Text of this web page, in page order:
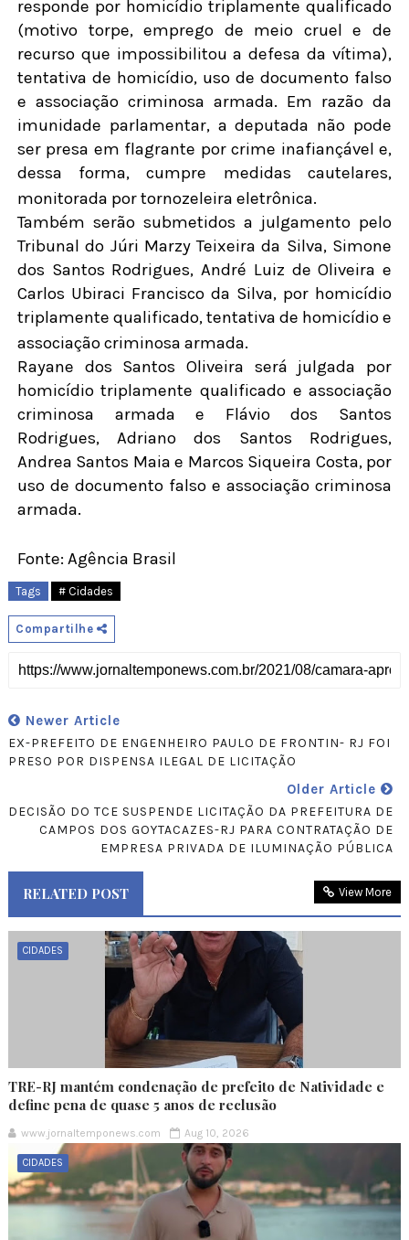
responde por homicídio triplamente qualificado
(motivo torpe, emprego de meio cruel e de
recurso que impossibilitou a defesa da vítima),
tentativa de homicídio, uso de documento falso
e associação criminosa armada. Em razão da
imunidade parlamentar, a deputada não pode
ser presa em flagrante por crime inafiançável e,
dessa forma, cumpre medidas cautelares,
monitorada por tornozeleira eletrônica.
Também serão submetidos a julgamento pelo
Tribunal do Júri Marzy Teixeira da Silva, Simone
dos Santos Rodrigues, André Luiz de Oliveira e
Carlos Ubiraci Francisco da Silva, por homicídio
triplamente qualificado, tentativa de homicídio e
associação criminosa armada.
Rayane dos Santos Oliveira será julgada por
homicídio triplamente qualificado e associação
criminosa armada e Flávio dos Santos
Rodrigues, Adriano dos Santos Rodrigues,
Andrea Santos Maia e Marcos Siqueira Costa, por
uso de documento falso e associação criminosa
armada.
Fonte: Agência Brasil
Tags # Cidades
Compartilhe
Newer Article
EX-PREFEITO DE ENGENHEIRO PAULO DE FRONTIN- RJ FOI
PRESO POR DISPENSA ILEGAL DE LICITAÇÃO
Older Article
DECISÃO DO TCE SUSPENDE LICITAÇÃO DA PREFEITURA DE
CAMPOS DOS GOYTACAZES-RJ PARA CONTRATAÇÃO DE
EMPRESA PRIVADA DE ILUMINAÇÃO PÚBLICA
RELATED POST View More
CIDADES
TRE-RJ mantém condenação de prefeito de Natividade e
define pena de quase 5 anos de reclusão
www.jornaltemponews.com Aug 10, 2026
CIDADES